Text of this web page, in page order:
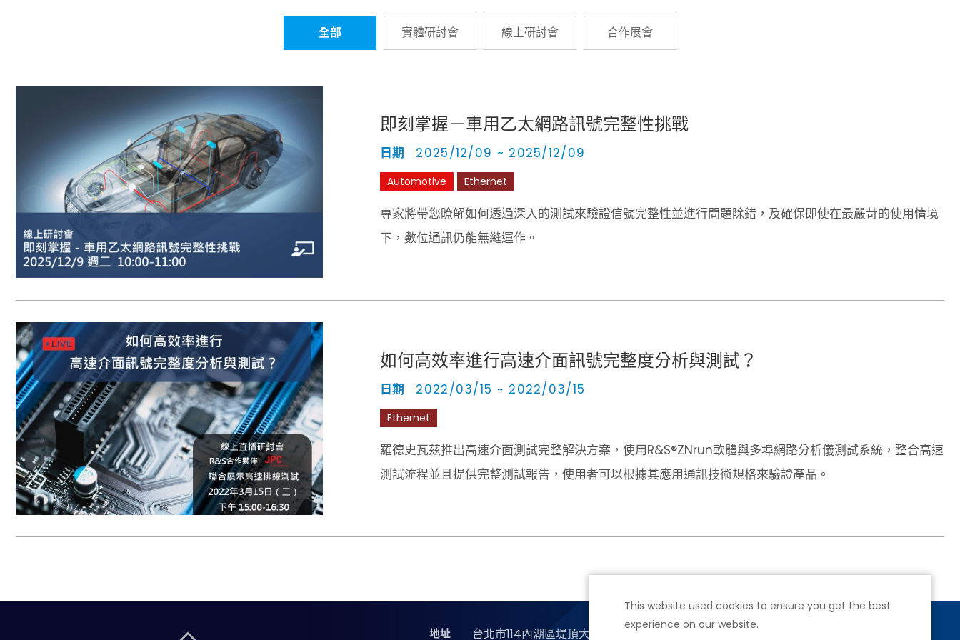
This website used cookies to ensure you get the best
experience on our website.
全部 實體研討會 線上研討會 合作展會
即刻掌握－車用乙太網路訊號完整性挑戰
日期 2025/12/09 ~ 2025/12/09
Automotive Ethernet
專家將帶您瞭解如何透過深入的測試來驗證信號完整性並進行問題除錯，及確保即使在最嚴苛的使用情境
下，數位通訊仍能無縫運作。
如何高效率進行高速介面訊號完整度分析與測試？
日期 2022/03/15 ~ 2022/03/15
Ethernet
羅德史瓦茲推出高速介面測試完整解決方案，使用R&S®ZNrun軟體與多埠網路分析儀測試系統，整合高速
測試流程並且提供完整測試報告，使用者可以根據其應用通訊技術規格來驗證產品。
地址 台北市114內湖區堤頂大道二段89號4樓